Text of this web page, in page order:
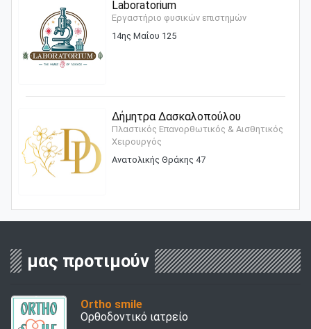
Laboratorium
Εργαστήριο φυσικών επιστημών
14ης Μαΐου 125
Δήμητρα Δασκαλοπούλου
Πλαστικός Επανορθωτικός & Αισθητικός
Χειρουργός
Ανατολικής Θράκης 47
μας προτιμούν
Ortho smile
Ορθοδοντικό ιατρείο